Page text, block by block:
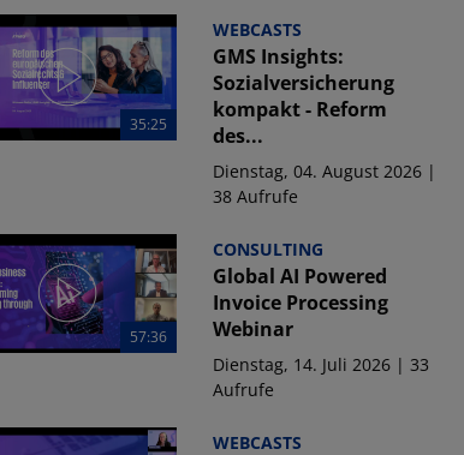
35:25
WEBCASTS
GMS Insights:
Sozialversicherung
kompakt - Reform
des...
Dienstag, 04. August 2026 |
38 Aufrufe
57:36
CONSULTING
Global AI Powered
Invoice Processing
Webinar
Dienstag, 14. Juli 2026 | 33
Aufrufe
WEBCASTS